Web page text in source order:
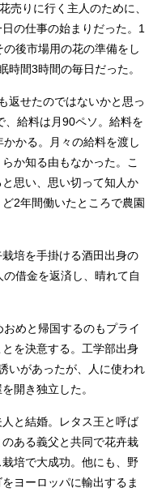
売りに行く主人のために、
の仕事の始まりだった。1
後市場用の花の準備をし
時間3時間の毎日だった。
返せたのではないかと思っ
、給料は月90ペソ。給料を
かる。月々の給料を渡し
か知る由もなかった。こ
思い、思い切って知人か
2年間働いたところで農園
培を手掛ける酒田出身の
借金を返済し、晴れて自
めと帰国するのもプライ
を決意する。工学部出身
いがあったが、人に使われ
開き独立した。
と結婚。レタス王と呼ば
ある義父と共同で花卉栽
培で大成功。他にも、野
ヨーロッパに輸出するま